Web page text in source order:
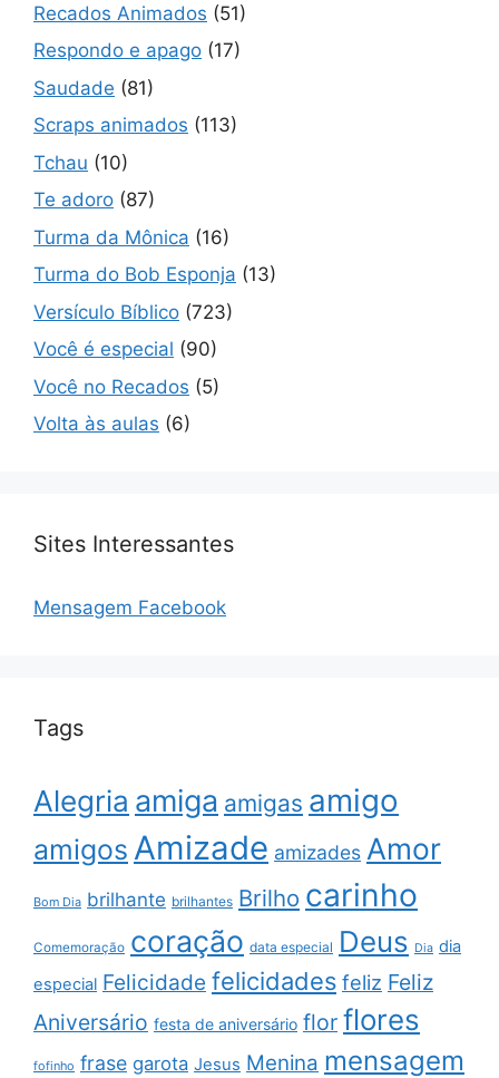
Recados Animados (51)
Respondo e apago (17)
Saudade (81)
Scraps animados (113)
Tchau (10)
Te adoro (87)
Turma da Mônica (16)
Turma do Bob Esponja (13)
Versículo Bíblico (723)
Você é especial (90)
Você no Recados (5)
Volta às aulas (6)
Sites Interessantes
Mensagem Facebook
Tags
Alegria amiga amigas amigo
amigos Amizade amizades Amor
Bom Dia brilhante brilhantes Brilho carinho
Comemoração coração data especial Deus Dia dia
especial Felicidade felicidades feliz Feliz
Aniversário festa de aniversário flor flores
fofinho frase garota Jesus Menina mensagem